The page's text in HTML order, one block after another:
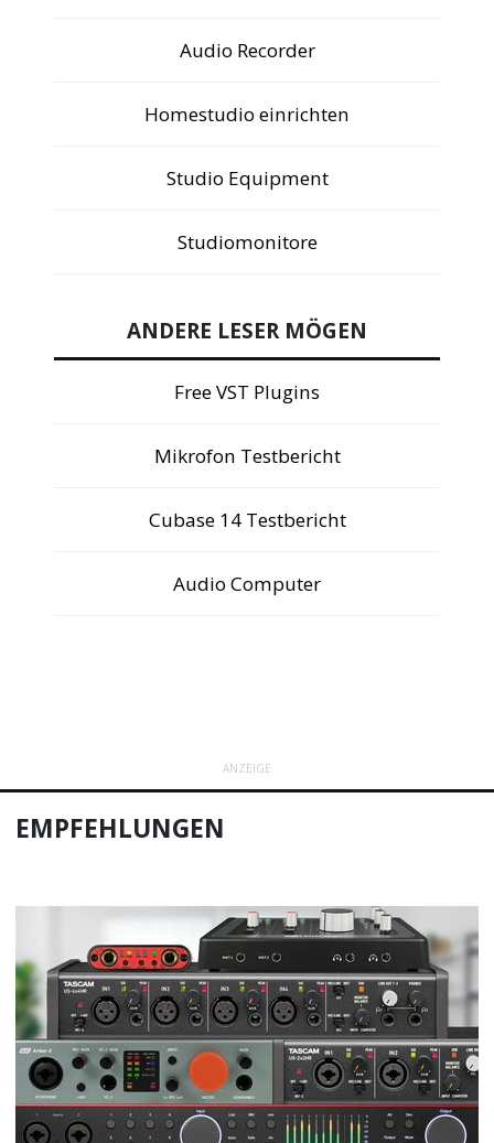
Audio Recorder
Homestudio einrichten
Studio Equipment
Studiomonitore
ANDERE LESER MÖGEN
Free VST Plugins
Mikrofon Testbericht
Cubase 14 Testbericht
Audio Computer
ANZEIGE
EMPFEHLUNGEN